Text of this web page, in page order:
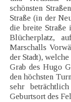
schönsten
Straße (in der
die breite Straße
Blücherplatz,
Marschalls
der Stadt),
Grab des Hugo
den höchsten
sehr
Geburtsort des